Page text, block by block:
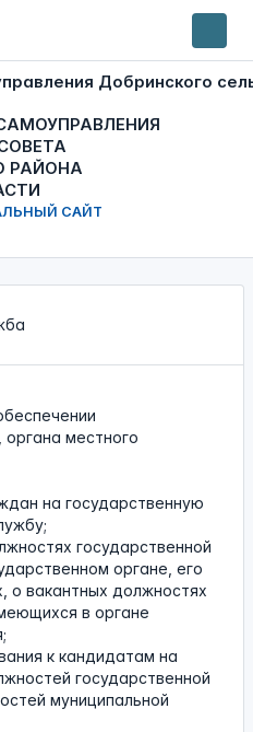
РАЙОНА
САЙТ
органа местного
на государственную
государственной
органе, его
о вакантных должностях
в органе
к кандидатам на
государственной
муниципальной